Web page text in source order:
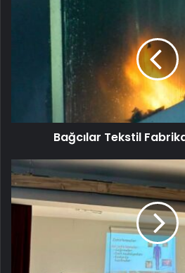
Bağcılar Tekstil